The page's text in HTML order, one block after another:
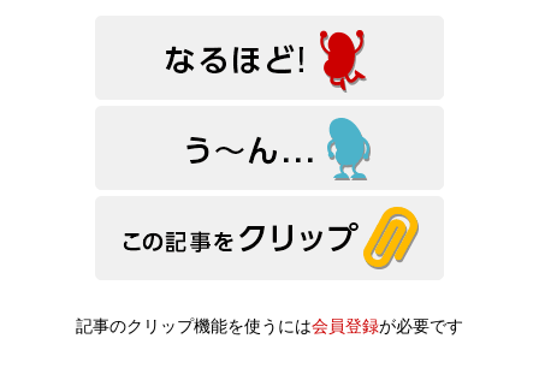
記事のクリップ機能を使うには会員登録が必要です